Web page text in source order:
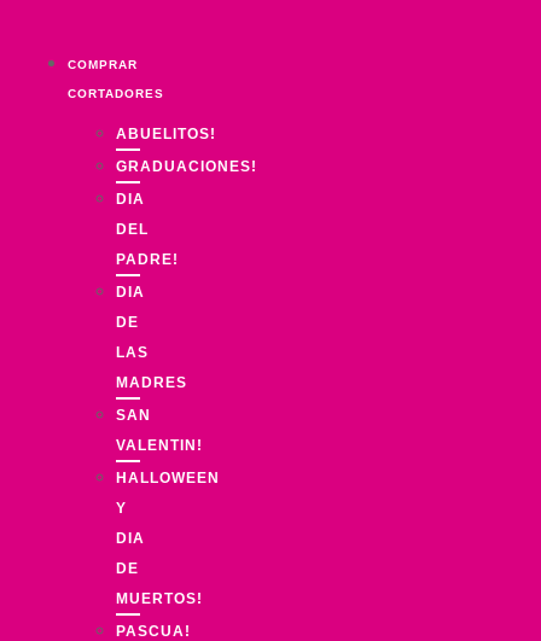
contenidoCOMPRAR
CORTADORES
ABUELITOS!
GRADUACIONES!
DIA
DEL
PADRE!
DIA
DE
LAS
MADRES
SAN
VALENTIN!
HALLOWEEN
Y
DIA
DE
MUERTOS!
PASCUA!